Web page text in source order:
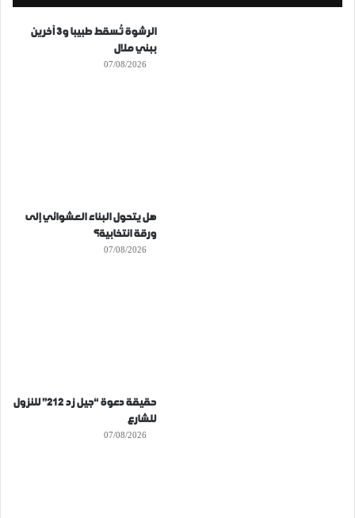
الرشوة تُسقط طبيبا و3 آخرين
ببني ملال
07/08/2026
هل يتحول البناء العشوائي إلى
ورقة انتخابية؟
07/08/2026
حقيقة دعوة “جيل زد 212” للنزول
للشارع
07/08/2026